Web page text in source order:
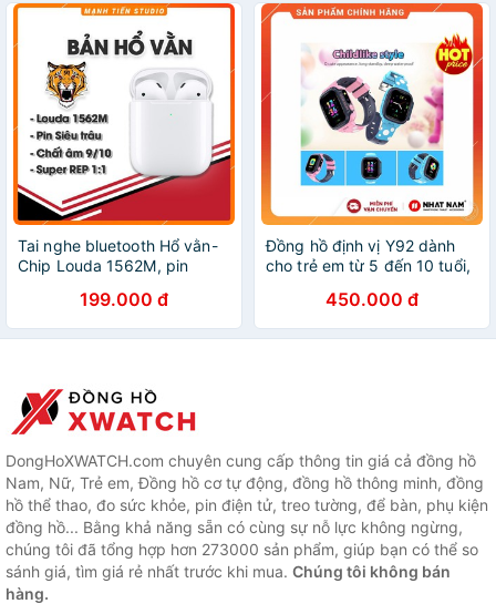
Tai nghe bluetooth Hổ vằn-
Chip Louda 1562M, pin
6h Đổi Tên, Định Vị,cảm ứng
check được stting
199.000 đ
Đồng hồ định vị Y92 dành
cho trẻ em từ 5 đến 10 tuổi,
nghe gọi 2 chiều tiện lợi.
450.000 đ
DongHoXWATCH.com chuyên cung cấp thông tin giá cả đồng hồ
Nam, Nữ, Trẻ em, Đồng hồ cơ tự động, đồng hồ thông minh, đồng
hồ thể thao, đo sức khỏe, pin điện tử, treo tường, để bàn, phụ kiện
đồng hồ... Bằng khả năng sẵn có cùng sự nỗ lực không ngừng,
chúng tôi đã tổng hợp hơn 273000 sản phẩm, giúp bạn có thể so
sánh giá, tìm giá rẻ nhất trước khi mua. Chúng tôi không bán
hàng.